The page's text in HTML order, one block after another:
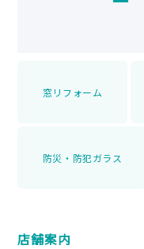
窓リフォーム
防災・防犯ガラス
店舗案内